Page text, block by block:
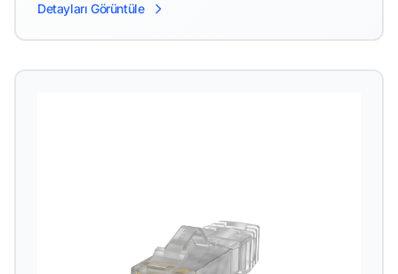
Detayları Görüntüle